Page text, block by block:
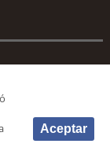
Síguenos
Aceptar